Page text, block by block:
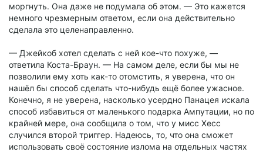
моргнуть. Она даже не подумала об этом. — Это кажется
немного чрезмерным ответом, если она действительно
сделала это целенаправленно.
— Джейкоб хотел сделать с ней кое-что похуже, —
ответила Коста-Браун. — На самом деле, если бы мы не
позволили ему хоть как-то отомстить, я уверена, что он
нашёл бы способ сделать что-нибудь ещё более ужасное.
Конечно, я не уверена, насколько усердно Панацея искала
способ избавиться от маленького подарка Ампутации, но по
крайней мере, она сообщила о том, что у мисс Хесс
случился второй триггер. Надеюсь, то, что она сможет
использовать своё состояние излома на отдельных частях